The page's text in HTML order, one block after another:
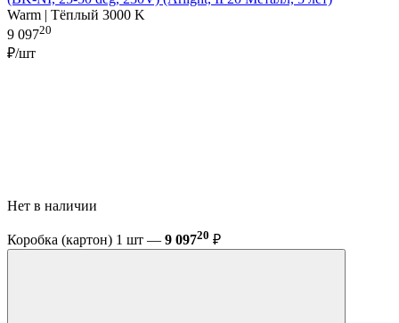
Warm | Тёплый 3000 K
9 09720
₽/шт
Нет в наличии
Коробка (картон) 1 шт — 9 09720 ₽